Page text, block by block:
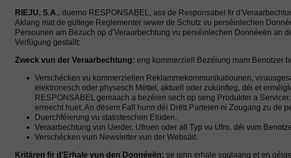
RIEJU, S.A., duerno RESPONSABEL, ass de Responsabel fir
Aklang mat de gültege Reglementer iwwer de Schutz vu perséinlechen
Persounen am Bezuch op d'Veraarbechtung vu perséinlechen Donnéeën an
Verfügung gestallt:
Zweck vun der Veraarbechtung: eng kommerziell Bezéiung mam Benotzer
Verschécken vu kommerziellen Reklammekommunikatiounen,
elektronesch oder physesch Mëttel, aktuell oder zukünfteg, déi et
RESPONSABEL gemaach a bezéien sech op seng Produkter a
erreecht huet. An dësem Fall hunn déi Drëtt Parteien ni Zougang zu de
Duerchféierung vu statisteschen Etüden.
Veraarbechtung vun Uerder, Ufroen oder all Typ vu Ufro, déi vum
Verschécken vum Newsletter vun der Websäit.
Kritären fir d'Erhale vun den Donnéeën: se ginn erhale soulaang et en